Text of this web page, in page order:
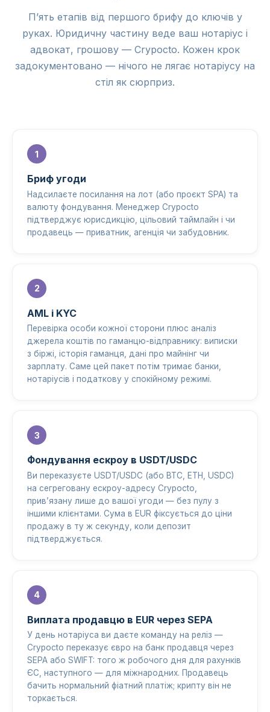
П’ять етапів від першого брифу до ключів у
руках. Юридичну частину веде ваш нотаріус і
адвокат, грошову — Crypocto. Кожен крок
задокументовано — нічого не лягає нотаріусу на
стіл як сюрприз.
Бриф угоди
Надсилаєте посилання на лот (або проєкт SPA) та
валюту фондування. Менеджер Crypocto
підтверджує юрисдикцію, цільовий таймлайн і чи
продавець — приватник, агенція чи забудовник.
AML і KYC
Перевірка особи кожної сторони плюс аналіз
джерела коштів по гаманцю-відправнику: виписки
з біржі, історія гаманця, дані про майнінг чи
зарплату. Саме цей пакет потім тримає банки,
нотаріусів і податкову у спокійному режимі.
Фондування ескроу в USDT/USDC
Ви переказуєте USDT/USDC (або BTC, ETH, USDC)
на сегреговану ескроу-адресу Crypocto,
прив’язану лише до вашої угоди — без пулу з
іншими клієнтами. Сума в EUR фіксується до ціни
продажу в ту ж секунду, коли депозит
підтверджується.
Виплата продавцю в EUR через SEPA
У день нотаріуса ви даєте команду на реліз —
Crypocto переказує євро на банк продавця через
SEPA або SWIFT: того ж робочого дня для рахунків
ЄС, наступного — для міжнародних. Продавець
бачить нормальний фіатний платіж; крипту він не
торкається.